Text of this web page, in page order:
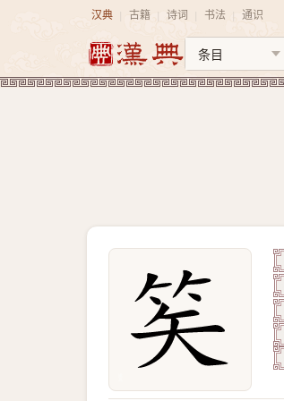
汉典 古籍 诗词 书法 通识